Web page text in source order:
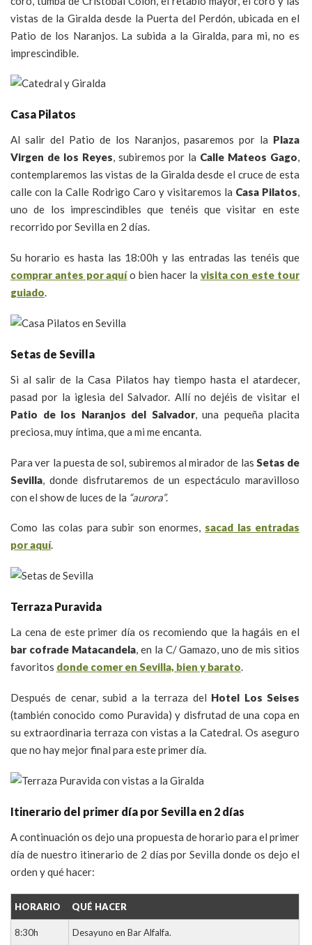
vistas de la Giralda desde la Puerta del Perdón, ubicada en el
Patio de los Naranjos. La subida a la Giralda, para mi, no es
imprescindible.
Casa Pilatos
Al salir del Patio de los Naranjos, pasaremos por la Plaza
Virgen de los Reyes, subiremos por la Calle Mateos Gago,
contemplaremos las vistas de la Giralda desde el cruce de esta
calle con la Calle Rodrigo Caro y visitaremos la Casa Pilatos,
uno de los imprescindibles que tenéis que visitar en este
recorrido por Sevilla en 2 días.
Su horario es hasta las 18:00h y las entradas las tenéis que
comprar antes por aquío bien hacer la visita con este tour
guiado.
Setas de Sevilla
Si al salir de la Casa Pilatos hay tiempo hasta el atardecer,
pasad por la iglesia del Salvador. Allí no dejéis de visitar el
Patio de los Naranjos del Salvador, una pequeña placita
preciosa, muy íntima, que a mi me encanta.
Para ver la puesta de sol, subiremos al mirador de las Setas de
Sevilla, donde disfrutaremos de un espectáculo maravilloso
con el show de luces de la “aurora”.
Como las colas para subir son enormes, sacad las entradas
por aquí.
Terraza Puravida
La cena de este primer día os recomiendo que la hagáis en el
bar cofrade Matacandela, en la C/ Gamazo, uno de mis sitios
favoritos donde comer en Sevilla, bien y barato.
Después de cenar, subid a la terraza del Hotel Los Seises
(también conocido como Puravida) y disfrutad de una copa en
su extraordinaria terraza con vistas a la Catedral. Os aseguro
que no hay mejor final para este primer día.
Itinerario del primer día por Sevilla en 2 días
A continuación os dejo una propuesta de horario para el primer
día de nuestro itinerario de 2 días por Sevilla donde os dejo el
orden y qué hacer:
HORARIO QUÉ HACER
8:30h Desayuno en Bar Alfalfa.